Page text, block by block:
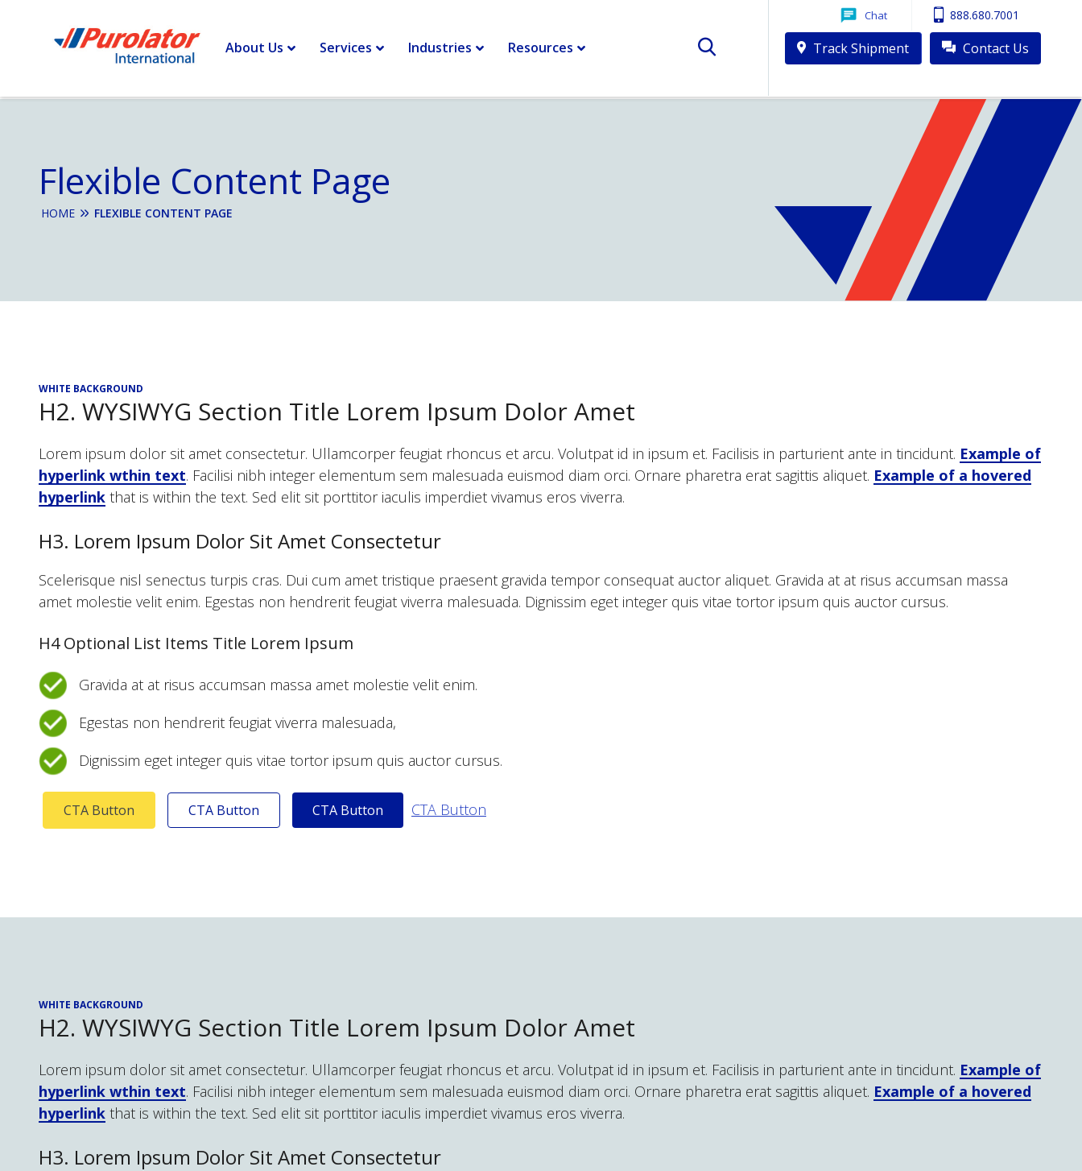
Chat 888.680.7001
Track Shipment Contact Us
About Us Services Industries Resources
Flexible Content Page
HOME FLEXIBLE CONTENT PAGE
WHITE BACKGROUND
H2. WYSIWYG Section Title Lorem Ipsum Dolor Amet
Lorem ipsum dolor sit amet consectetur. Ullamcorper feugiat rhoncus et arcu. Volutpat id in ipsum et. Facilisis in parturient ante in tincidunt. Example of
hyperlink wthin text. Facilisi nibh integer elementum sem malesuada euismod diam orci. Ornare pharetra erat sagittis aliquet. Example of a hovered
hyperlink that is within the text. Sed elit sit porttitor iaculis imperdiet vivamus eros viverra.
H3. Lorem Ipsum Dolor Sit Amet Consectetur
Scelerisque nisl senectus turpis cras. Dui cum amet tristique praesent gravida tempor consequat auctor aliquet. Gravida at at risus accumsan massa
amet molestie velit enim. Egestas non hendrerit feugiat viverra malesuada. Dignissim eget integer quis vitae tortor ipsum quis auctor cursus.
H4 Optional List Items Title Lorem Ipsum
Gravida at at risus accumsan massa amet molestie velit enim.
Egestas non hendrerit feugiat viverra malesuada,
Dignissim eget integer quis vitae tortor ipsum quis auctor cursus.
CTA Button CTA Button CTA Button CTA Button
WHITE BACKGROUND
H2. WYSIWYG Section Title Lorem Ipsum Dolor Amet
Lorem ipsum dolor sit amet consectetur. Ullamcorper feugiat rhoncus et arcu. Volutpat id in ipsum et. Facilisis in parturient ante in tincidunt. Example of
hyperlink wthin text. Facilisi nibh integer elementum sem malesuada euismod diam orci. Ornare pharetra erat sagittis aliquet. Example of a hovered
hyperlink that is within the text. Sed elit sit porttitor iaculis imperdiet vivamus eros viverra.
H3. Lorem Ipsum Dolor Sit Amet Consectetur